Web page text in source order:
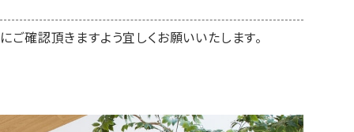
確認頂きますよう宜しくお願いいたします。